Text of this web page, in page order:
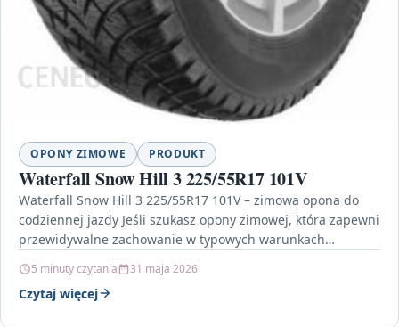
OPONY ZIMOWE PRODUKT
Waterfall Snow Hill 3 225/55R17 101V
Waterfall Snow Hill 3 225/55R17 101V – zimowa opona do
codziennej jazdy Jeśli szukasz opony zimowej, która zapewni
przewidywalne zachowanie w typowych warunkach
5 minuty czytania 31 maja 2026
Czytaj więcej